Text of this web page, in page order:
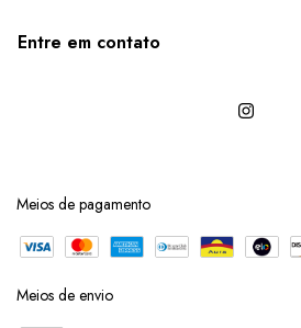
Entre em contato
Meios de pagamento
Meios de envio